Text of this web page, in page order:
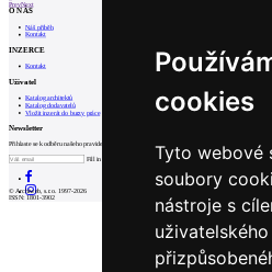
cookies
Tyto webové
soubory
nástroje s
PrevNext
O NÁS
Náš příběh
Kontakt
INZERCE
Kontakt
Uživatel
Katalog architektů
Katalog dodavatelů
Vložit inzerát do burzy práce
Newsletter
Přihlaste se k odběru našeho pravidelného týdenního newsletteru:
Fill in „nospam“
© Archiweb, s.r.o. 1997-2026
ISSN: 1801-3902